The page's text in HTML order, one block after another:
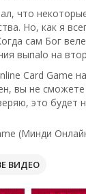
что
Но, как я
сам Бог
выпalo на
Card Game
вы не
это будет
(Минди
ВИДЕО